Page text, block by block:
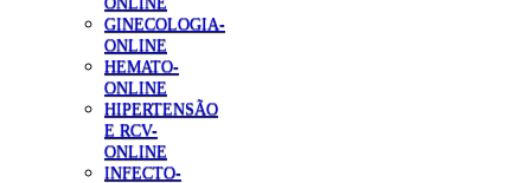
GINECOLOGIA-
ONLINE
HEMATO-
ONLINE
HIPERTENSÃO
E RCV-
ONLINE
INFECTO-